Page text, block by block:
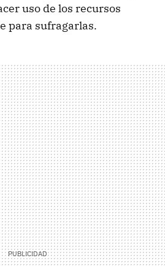
uso de los recursos
para sufragarlas.